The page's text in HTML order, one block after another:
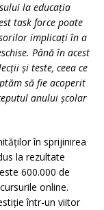
la educația
task force poate
implicați în a
Până în acest
și teste, ceea ce
să fie acoperit
anului școlar
în sprijinirea
la rezultate
600.000 de
online.
într-un viitor